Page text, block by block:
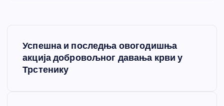
Успешна и последња овогодишња
акција добровољног давања крви у
Трстенику